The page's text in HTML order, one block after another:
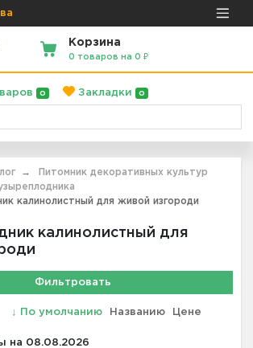
Корзина
0 товаров на 0 ₽
0 Закладки 0
Питомник декоративных культур
калинолистный для живой изгороди
калинолистный для
Фильтровать
↓ По умолчанию Названию
Цене
на 08.08.2026